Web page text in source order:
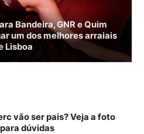
Bandeira, GNR e Quim
um dos melhores arraiais
Lisboa
vão ser pais? Veja a foto
dúvidas